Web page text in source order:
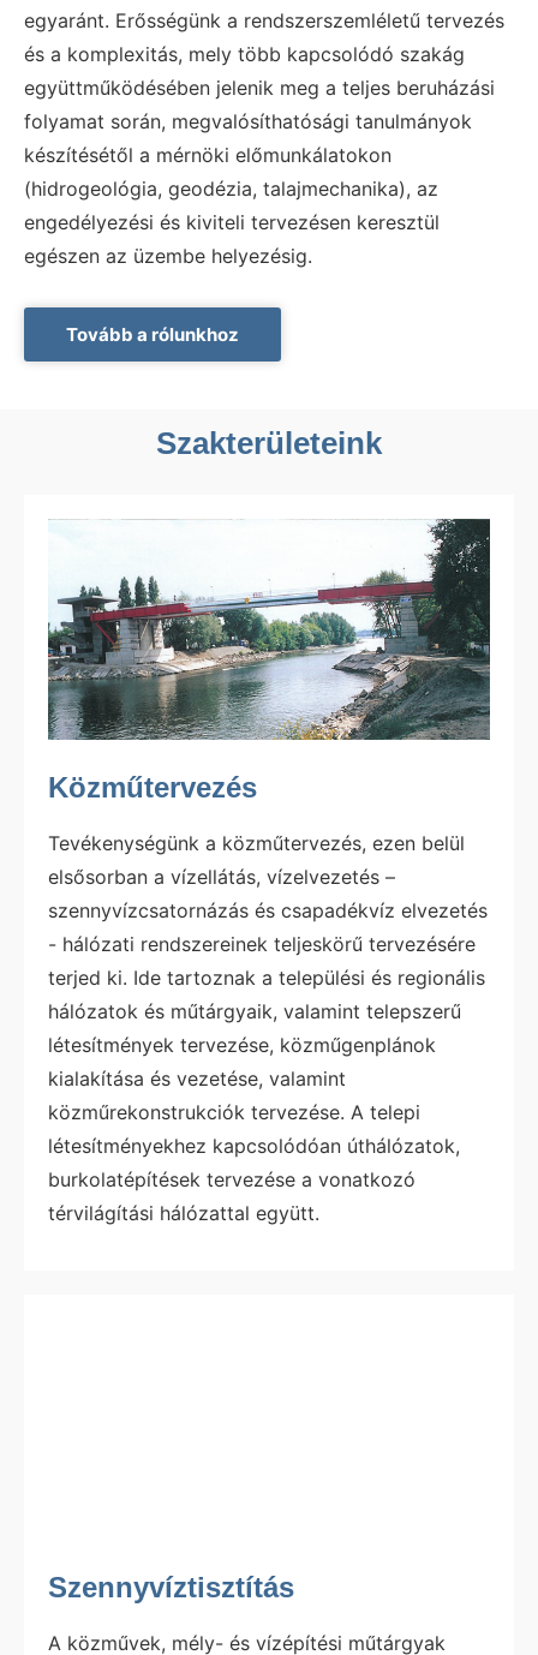
egyaránt. Erősségünk a rendszerszemléletű tervezés
és a komplexitás, mely több kapcsolódó szakág
együttműködésében jelenik meg a teljes beruházási
folyamat során, megvalósíthatósági tanulmányok
készítésétől a mérnöki előmunkálatokon
(hidrogeológia, geodézia, talajmechanika), az
engedélyezési és kiviteli tervezésen keresztül
egészen az üzembe helyezésig.
Tovább a rólunkhoz
Szakterületeink
Közműtervezés
Tevékenységünk a közműtervezés, ezen belül
elsősorban a vízellátás, vízelvezetés –
szennyvízcsatornázás és csapadékvíz elvezetés
- hálózati rendszereinek teljeskörű tervezésére
terjed ki. Ide tartoznak a települési és regionális
hálózatok és műtárgyaik, valamint telepszerű
létesítmények tervezése, közműgenplánok
kialakítása és vezetése, valamint
közműrekonstrukciók tervezése. A telepi
létesítményekhez kapcsolódóan úthálózatok,
burkolatépítések tervezése a vonatkozó
térvilágítási hálózattal együtt.
Szennyvíztisztítás
A közművek, mély- és vízépítési műtárgyak